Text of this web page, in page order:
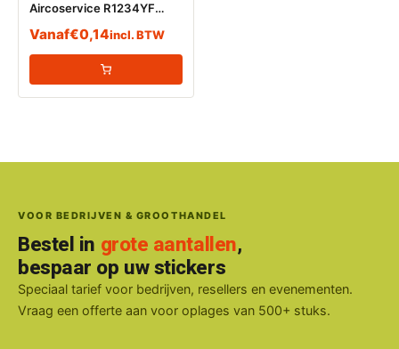
Aircoservice R1234YF
Vanaf€0,14incl. BTW
VOOR BEDRIJVEN & GROOTHANDEL
Bestel in grote aantallen,
bespaar op uw stickers
Speciaal tarief voor bedrijven, resellers en evenementen.
Vraag een offerte aan voor oplages van 500+ stuks.